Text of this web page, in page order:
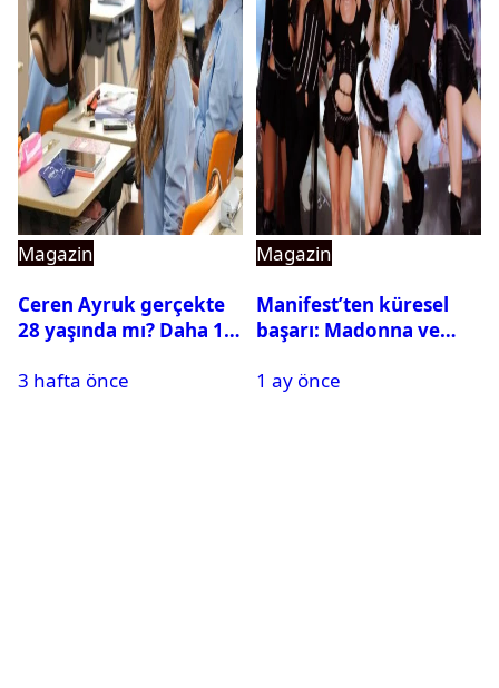
Magazin
Ceren Ayruk gerçekte
28 yaşında mı? Daha 17
3 hafta önce
Magazin
Manifest’ten küresel
başarı: Madonna ve
bıraktı
1 ay önce